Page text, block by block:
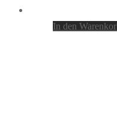
In den